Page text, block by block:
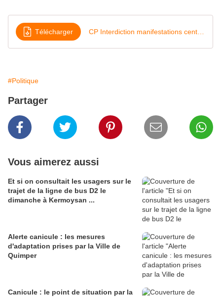
Télécharger
#Politique
Partager
Vous aimerez aussi
Et si on consultait les usagers sur le
trajet de la ligne de bus D2 le
dimanche à Kermoysan ...
Alerte canicule : les mesures
d'adaptation prises par la Ville de
Quimper
Canicule : le point de situation par la